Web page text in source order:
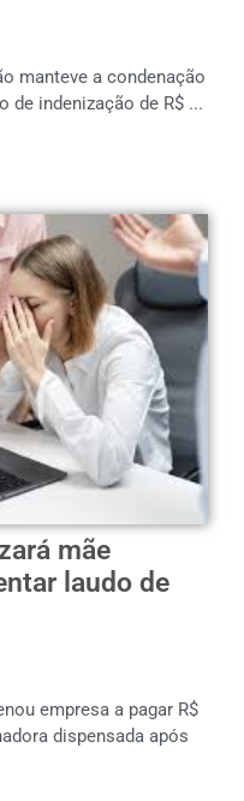
manteve a condenação
de indenização de R$ ...
mãe
laudo de
empresa a pagar R$
dispensada após